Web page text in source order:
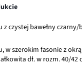
z czystej bawełny czarny/
w szerokim fasonie z
dł. w rozm. 40/42